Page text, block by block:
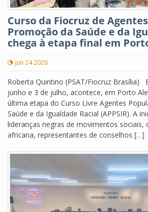
Curso da Fiocruz de
Promoção da Saúde e da
chega à etapa final em
jun 24 2026
Roberta Quintino (PSAT/Fiocruz Brasília)
junho e 3 de julho, acontece, em Porto
última etapa do Curso Livre Agentes
Saúde e da Igualdade Racial (APPSIR). A
lideranças negras de movimentos sociais,
africana, representantes de conselhos […]